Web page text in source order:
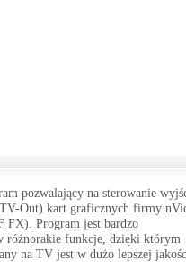
pozwalający na sterowanie
Out) kart graficznych firmy
FX). Program jest bardzo
różnorakie funkcje, dzięki którym
na TV jest w dużo lepszej